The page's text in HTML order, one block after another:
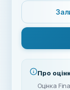
Про
Оцінка